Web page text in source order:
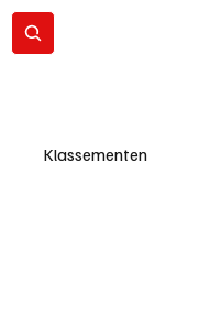
Klassementen